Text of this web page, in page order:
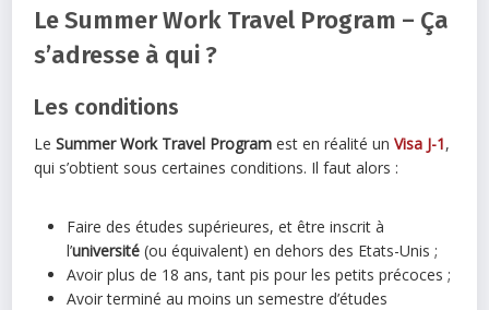
Le Summer Work Travel Program – Ça
s’adresse à qui ?
Les conditions
LeSummer Work Travel Program est en réalité unVisa J-1,
qui s’obtient sous certaines conditions. Il faut alors :
Faire des études supérieures, et être inscrit à
l’université (ou équivalent) en dehors des Etats-Unis ;
Avoir plus de 18 ans, tant pis pour les petits précoces ;
Avoir terminé au moins un semestre d’études